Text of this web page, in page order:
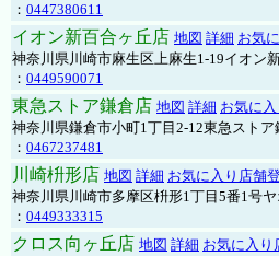
： 0447380611
イオン新百合ヶ丘店 地図 詳細 お気
神奈川県川崎市麻生区上麻生1-19イオン
： 0449590071
東急ストア鎌倉店 地図 詳細 お気に
神奈川県鎌倉市小町1丁目2-12東急ストア
： 0467237481
川崎枡形店 地図 詳細 お気に入り店舗
神奈川県川崎市多摩区枡形1丁目5番1号
： 0449333315
クロス向ヶ丘店 地図 詳細 お気に入り